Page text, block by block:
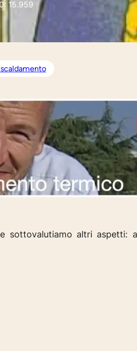
15.959
sottovalutiamo altri aspetti: